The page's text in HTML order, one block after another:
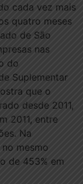
cada vez mais
quatro meses
de São
nas
do
Suplementar
que o
desde 2011,
2011, entre
Na
mesmo
de 453% em